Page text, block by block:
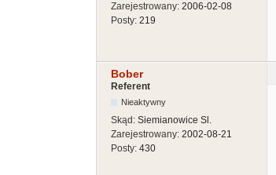
Zarejestrowany: 2006-02-08
Posty: 219
Bober
Referent
Nieaktywny
Skąd: Siemianowice Sl.
Zarejestrowany: 2002-08-21
Posty: 430